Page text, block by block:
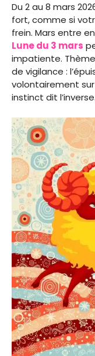
Du 2 au 8 mars
fort, comme si
frein. Mars entre
Lune du 3 mars
impatiente.
de vigilance :
volontairement
instinct dit l’inverse.